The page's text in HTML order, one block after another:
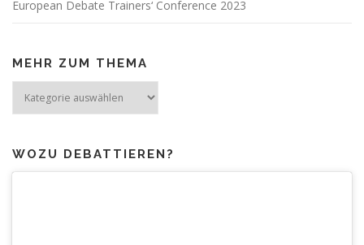
European Debate Trainers‘ Conference 2023
MEHR ZUM THEMA
zum
WOZU DEBATTIEREN?